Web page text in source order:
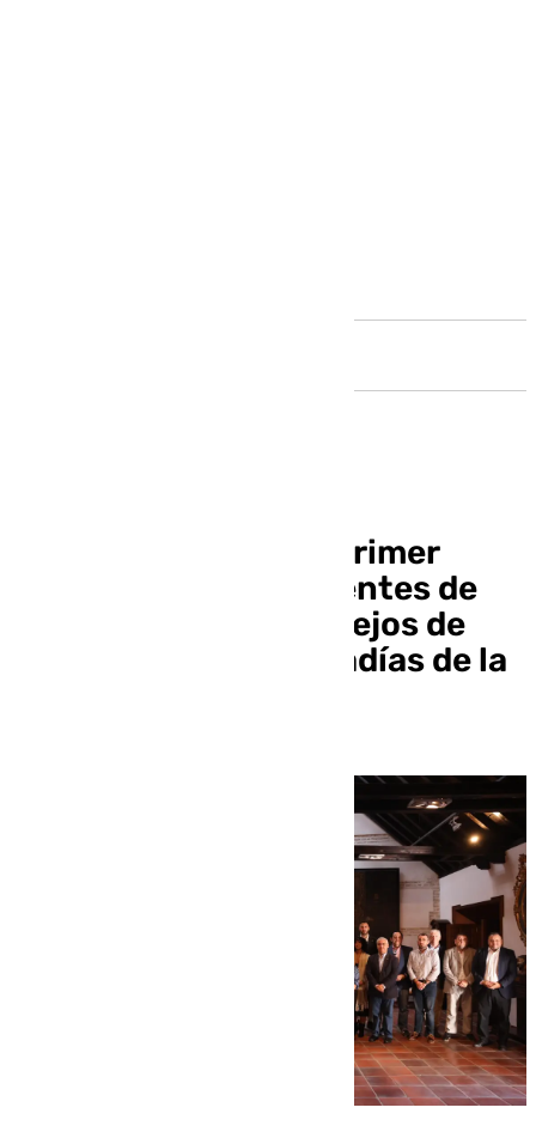
San Julián acoge el primer
encuentro de presidentes de
Agrupaciones y Consejos de
Hermandades y Cofradías de la